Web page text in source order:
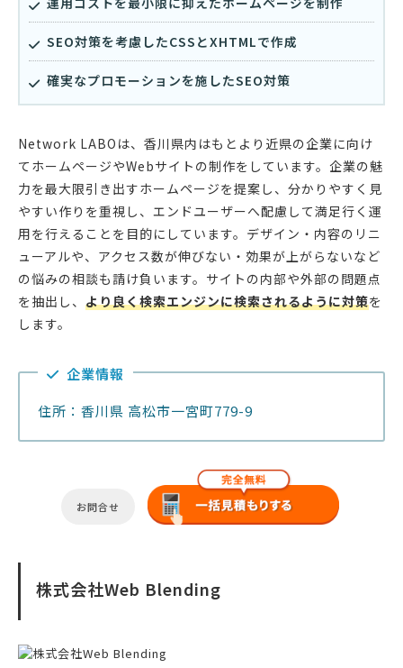
SEO対策を考慮したCSSとXHTMLで作成
確実なプロモーションを施したSEO対策
Network LABOは、香川県内はもとより近県の企業に向け
てホームページやWebサイトの制作をしています。企業の魅
力を最大限引き出すホームページを提案し、分かりやすく見
やすい作りを重視し、エンドユーザーへ配慮して満足行く運
用を行えることを目的にしています。デザイン・内容のリニ
ューアルや、アクセス数が伸びない・効果が上がらないなど
の悩みの相談も請け負います。サイトの内部や外部の問題点
を抽出し、 より良く検索エンジンに検索されるように対策を
します。
企業情報
住所：香川県 高松市一宮町779-9
お問合せ
株式会社Web Blending